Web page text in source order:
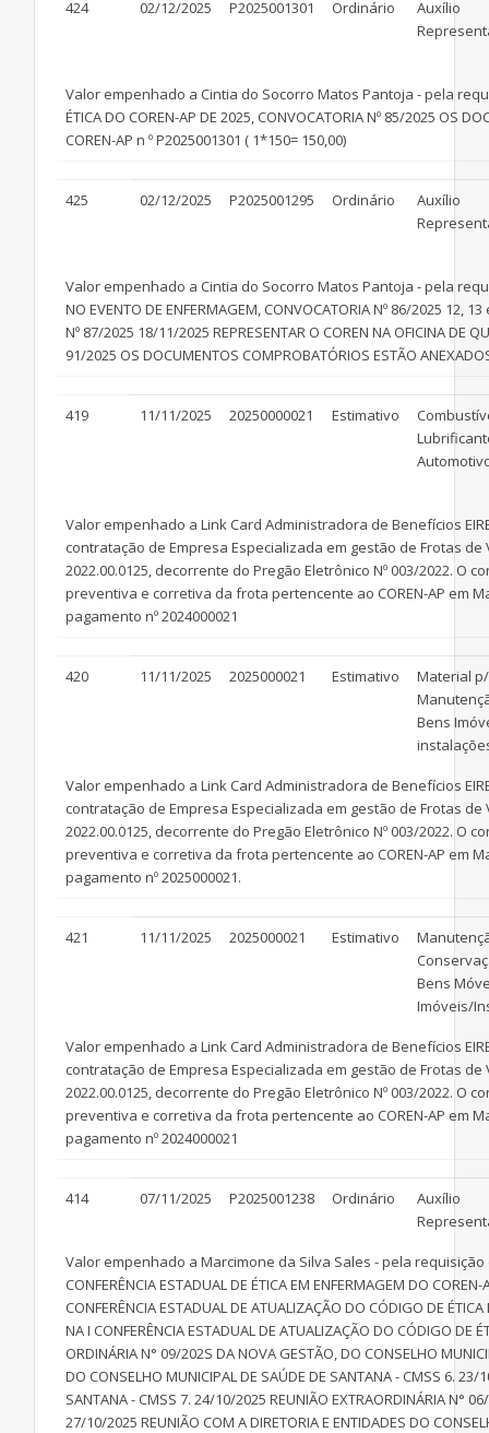
424 02/12/2025 P2025001301 Ordinário
Auxílio
Valor empenhado a Cintia do Socorro Matos Pantoja - pela
ÉTICA DO COREN-AP DE 2025, CONVOCATORIA Nº 85/2025 OS
COREN-AP n º P2025001301 ( 1*150= 150,00)
425 02/12/2025 P2025001295 Ordinário
Auxílio
Valor empenhado a Cintia do Socorro Matos Pantoja - pela
NO EVENTO DE ENFERMAGEM, CONVOCATORIA Nº 86/2025 12,
Nº 87/2025 18/11/2025 REPRESENTAR O COREN NA OFICINA DE
91/2025 OS DOCUMENTOS COMPROBATÓRIOS ESTÃO
419 11/11/2025 20250000021 Estimativo
Valor empenhado a Link Card Administradora de Benefícios
contratação de Empresa Especializada em gestão de Frotas
2022.00.0125, decorrente do Pregão Eletrônico Nº 003/2022.
preventiva e corretiva da frota pertencente ao COREN-AP em
pagamento nº 2024000021
420 11/11/2025 2025000021 Estimativo
Material p/
Bens
Valor empenhado a Link Card Administradora de Benefícios
contratação de Empresa Especializada em gestão de Frotas
2022.00.0125, decorrente do Pregão Eletrônico Nº 003/2022.
preventiva e corretiva da frota pertencente ao COREN-AP em
pagamento nº 2025000021.
421 11/11/2025 2025000021 Estimativo
Bens
Imóveis/
Valor empenhado a Link Card Administradora de Benefícios
contratação de Empresa Especializada em gestão de Frotas
2022.00.0125, decorrente do Pregão Eletrônico Nº 003/2022.
preventiva e corretiva da frota pertencente ao COREN-AP em
pagamento nº 2024000021
414 07/11/2025 P2025001238 Ordinário
Auxílio
Valor empenhado a Marcimone da Silva Sales - pela requisição
CONFERÊNCIA ESTADUAL DE ÉTICA EM ENFERMAGEM DO
CONFERÊNCIA ESTADUAL DE ATUALIZAÇÃO DO CÓDIGO DE
NA I CONFERÊNCIA ESTADUAL DE ATUALIZAÇÃO DO CÓDIGO DE
ORDINÁRIA N° 09/202S DA NOVA GESTÃO, DO CONSELHO
DO CONSELHO MUNICIPAL DE SAÚDE DE SANTANA - CMSS 6.
SANTANA - CMSS 7. 24/10/2025 REUNIÃO EXTRAORDINÁRIA N°
27/10/2025 REUNIÃO COM A DIRETORIA E ENTIDADES DO